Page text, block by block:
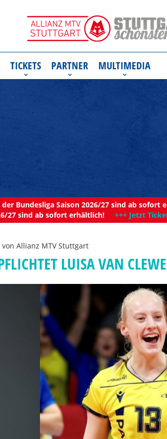
TICKETS PARTNER MULTIMEDIA
Bundesliga Saison 2026/27 sind ab
27 sind ab sofort erhältlich! +++ Jetzt
Allianz MTV Stuttgart
LUISA VAN CLEWE